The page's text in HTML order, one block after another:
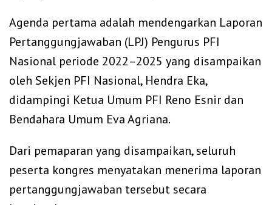
‎Agenda pertama adalah mendengarkan Laporan
Pertanggungjawaban (LPJ) Pengurus PFI
Nasional periode 2022–2025 yang disampaikan
oleh Sekjen PFI Nasional, Hendra Eka,
didampingi Ketua Umum PFI Reno Esnir dan
Bendahara Umum Eva Agriana.
‎Dari pemaparan yang disampaikan, seluruh
peserta kongres menyatakan menerima laporan
pertanggungjawaban tersebut secara